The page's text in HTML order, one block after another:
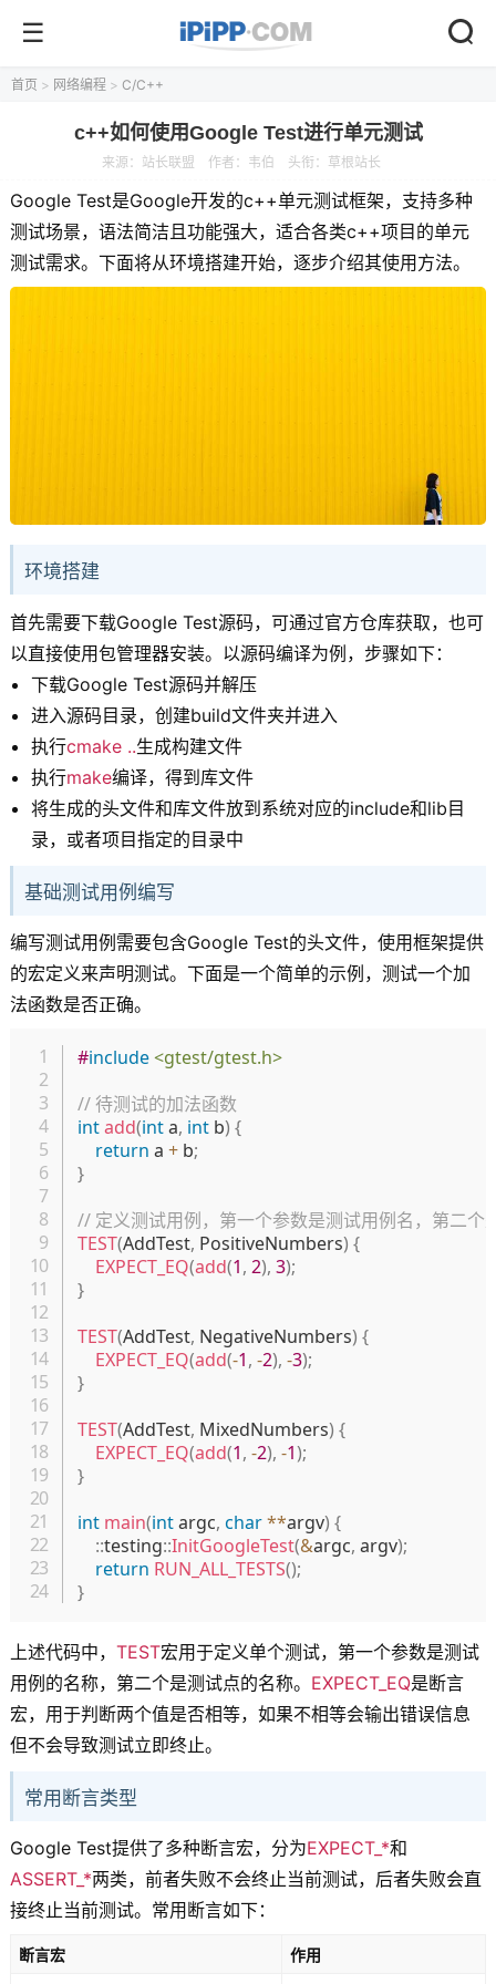
首页 > 网络编程 > C/C++
c++如何使用Google Test进行单元测试
来源： 站长联盟 作者：韦伯 头衔：草根站长
Google Test是Google开发的c++单元测试框架，支持多种
测试场景，语法简洁且功能强大，适合各类c++项目的单元
测试需求。下面将从环境搭建开始，逐步介绍其使用方法。
环境搭建
首先需要下载Google Test源码，可通过官方仓库获取，也可
以直接使用包管理器安装。以源码编译为例，步骤如下：
下载Google Test源码并解压
进入源码目录，创建build文件夹并进入
执行cmake ..生成构建文件
执行make编译，得到库文件
将生成的头文件和库文件放到系统对应的include和lib目
录，或者项目指定的目录中
基础测试用例编写
编写测试用例需要包含Google Test的头文件，使用框架提供
的宏定义来声明测试。下面是一个简单的示例，测试一个加
法函数是否正确。
#include<gtest/gtest.h>
// 待测试的加法函数
intadd(int a, int b) {
return a + b;
}
// 定义测试用例，第一个参数是测试用例名，第二个
TEST(AddTest, PositiveNumbers) {
EXPECT_EQ(add(1, 2), 3);
}
TEST(AddTest, NegativeNumbers) {
EXPECT_EQ(add(-1, -2), -3);
}
TEST(AddTest, MixedNumbers) {
EXPECT_EQ(add(1, -2), -1);
}
int main(int argc, char**argv) {
::testing::InitGoogleTest(&argc, argv);
return RUN_ALL_TESTS();
}
上述代码中， TEST宏用于定义单个测试，第一个参数是测试
用例的名称，第二个是测试点的名称。 EXPECT_EQ是断言
宏，用于判断两个值是否相等，如果不相等会输出错误信息
但不会导致测试立即终止。
常用断言类型
Google Test提供了多种断言宏，分为EXPECT_*和
ASSERT_*两类，前者失败不会终止当前测试，后者失败会直
接终止当前测试。常用断言如下：
断言宏
作用